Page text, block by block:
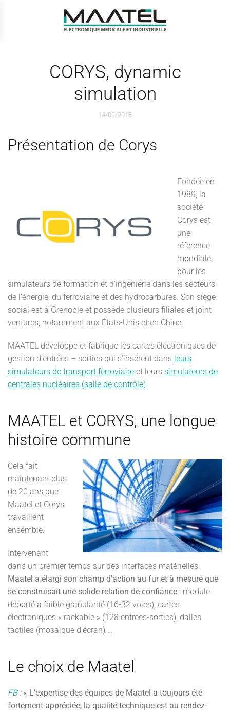
Passer au contenu principal
CORYS, dynamic
simulation
14/09/2018
Présentation de Corys
Fondée en
1989, la
société
Corys est
une
référence
mondiale
pour les
simulateurs de formation et d’ingénierie dans les secteurs
de l’énergie, du ferroviaire et des hydrocarbures. Son siège
social est à Grenoble et possède plusieurs filiales et joint-
ventures, notamment aux États-Unis et en Chine.
MAATEL développe et fabrique les cartes électroniques de
gestion d’entrées – sorties qui s’insèrent dans leurs
simulateurs de transport ferroviaire et leurs simulateurs de
centrales nucléaires (salle de contrôle).
MAATEL et CORYS, une longue
histoire commune
Cela fait
maintenant plus
de 20 ans que
Maatel et Corys
travaillent
ensemble.
Intervenant
dans un premier temps sur des interfaces matérielles,
Maatel a élargi son champ d’action au fur et à mesure que
se construisait une solide relation de confiance : module
déporté à faible granularité (16-32 voies), cartes
électroniques « rackable » (128 entrées-sorties), dalles
tactiles (mosaïque d’écran) …
Le choix de Maatel
FB:« L’expertise des équipes de Maatel a toujours été
fortement appréciée, la qualité technique est au rendez-